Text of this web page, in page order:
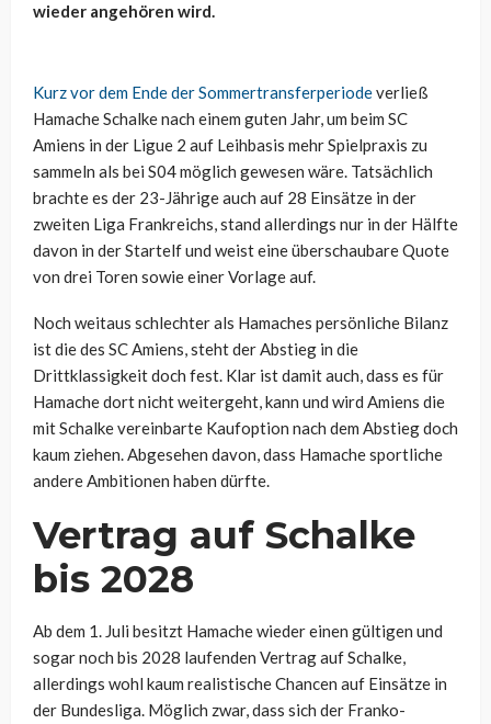
wieder angehören wird.
Kurz vor dem Ende der Sommertransferperiodeverließ
Hamache Schalke nach einem guten Jahr, um beim SC
Amiens in der Ligue 2 auf Leihbasis mehr Spielpraxis zu
sammeln als bei S04 möglich gewesen wäre. Tatsächlich
brachte es der 23-Jährige auch auf 28 Einsätze in der
zweiten Liga Frankreichs, stand allerdings nur in der Hälfte
davon in der Startelf und weist eine überschaubare Quote
von drei Toren sowie einer Vorlage auf.
Noch weitaus schlechter als Hamaches persönliche Bilanz
ist die des SC Amiens, steht der Abstieg in die
Drittklassigkeit doch fest. Klar ist damit auch, dass es für
Hamache dort nicht weitergeht, kann und wird Amiens die
mit Schalke vereinbarte Kaufoption nach dem Abstieg doch
kaum ziehen. Abgesehen davon, dass Hamache sportliche
andere Ambitionen haben dürfte.
Vertrag auf Schalke
bis 2028
Ab dem 1. Juli besitzt Hamache wieder einen gültigen und
sogar noch bis 2028 laufenden Vertrag auf Schalke,
allerdings wohl kaum realistische Chancen auf Einsätze in
der Bundesliga. Möglich zwar, dass sich der Franko-